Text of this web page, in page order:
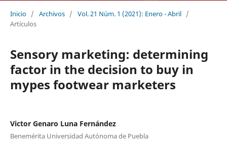
Inicio / Archivos / Vol. 21 Núm. 1 (2021): Enero - Abril /
Artículos
Sensory marketing: determining
factor in the decision to buy in
mypes footwear marketers
Victor Genaro Luna Fernández
Benemérita Universidad Autónoma de Puebla